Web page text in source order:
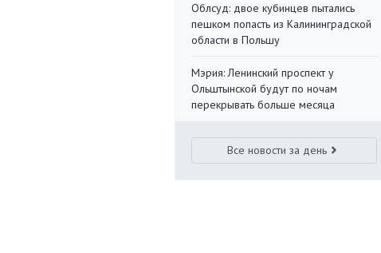
Облсуд: двое кубинцев пытались
пешком попасть из Калининградской
области в Польшу
Мэрия: Ленинский проспект у
Ольштынской будут по ночам
перекрывать больше месяца
Все новости за день